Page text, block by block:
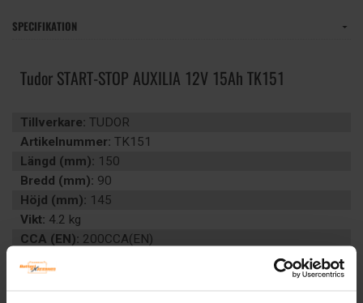
SPECIFIKATION
Tudor START-STOP AUXILIA 12V 15Ah TK151
Tillverkare: TUDOR
Artikelnummer: TK151
Längd (mm): 150
Bredd (mm): 90
Höjd (mm): 145
Vikt: 4.2 kg
CCA (EN): 200CCA(EN)
Ah (C20):
Volt: